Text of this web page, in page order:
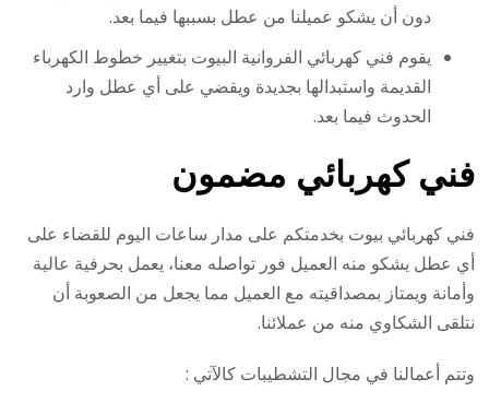
دون أن يشكو عميلنا من عطل بسببها فيما بعد.
يقوم فني كهربائي الفروانية البيوت بتغيير خطوط الكهرباء
القديمة واستبدالها بجديدة ويقضي على أي عطل وارد
الحدوث فيما بعد.
فني كهربائي مضمون
فني كهربائي بيوت بخدمتكم على مدار ساعات اليوم للقضاء على
أي عطل يشكو منه العميل فور تواصله معنا، يعمل بحرفية عالية
وأمانة ويمتاز بمصداقيته مع العميل مما يجعل من الصعوبة أن
نتلقى الشكاوي منه من عملائنا.
وتتم أعمالنا في مجال التشطيبات كالآتي :